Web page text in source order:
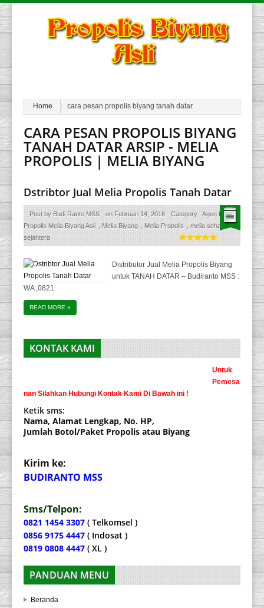
Home cara pesan propolis biyang tanah datar
CARA PESAN PROPOLIS BIYANG
TANAH DATAR ARSIP - MELIA
PROPOLIS | MELIA BIYANG
Dstribtor Jual Melia Propolis Tanah Datar
Post byBudi Ranto MSS onFebruari 14, 2016 Category :Agen Resmi
Propolis Melia Biyang Asli ,Melia Biyang ,Melia Propolis ,melia sehat
sejahtera
Distributor Jual Melia Propolis Biyang
untuk TANAH DATAR – Budiranto MSS :
WA ,0821
READ MORE »
KONTAK KAMI
Untuk
Pemesa
nan Silahkan Hubungi Kontak Kami Di Bawah ini !
Ketik sms:
Nama, Alamat Lengkap, No. HP,
Jumlah Botol/Paket Propolis atau Biyang
Kirim ke:
BUDIRANTO MSS
Sms/Telpon:
0821 1454 3307 ( Telkomsel )
0856 9175 4447 ( Indosat )
0819 0808 4447 ( XL )
PANDUAN MENU
Beranda